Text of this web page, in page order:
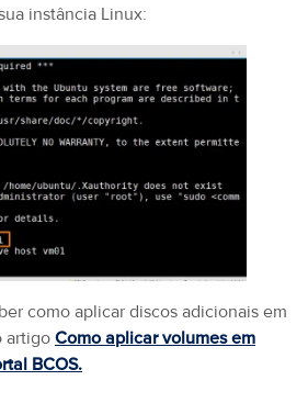
instância Linux:
como aplicar discos adicionais em
artigo Como aplicar volumes em
BCOS.